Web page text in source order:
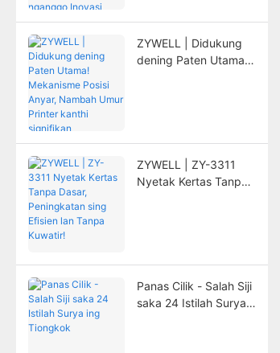
ZYWELL | Didukung
dening Paten Utama!
ZYWELL | ZY-3311
Nyetak Kertas Tanpa
Panas Cilik - Salah Siji
saka 24 Istilah Surya